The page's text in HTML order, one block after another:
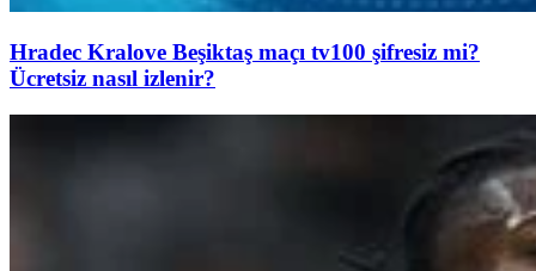
Hradec Kralove Beşiktaş maçı tv100 şifresiz mi?
Ücretsiz nasıl izlenir?